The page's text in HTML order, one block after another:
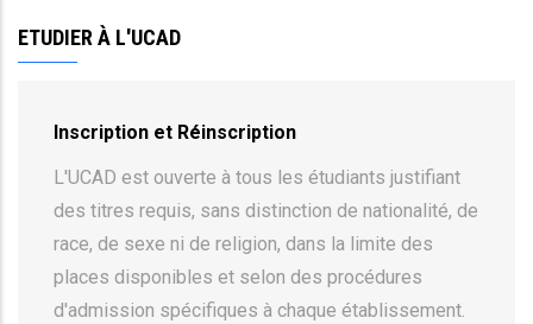
ETUDIER À L'UCAD
Inscription et Réinscription
L'UCAD est ouverte à tous les étudiants justifiant
des titres requis, sans distinction de nationalité, de
race, de sexe ni de religion, dans la limite des
places disponibles et selon des procédures
d'admission spécifiques à chaque établissement.